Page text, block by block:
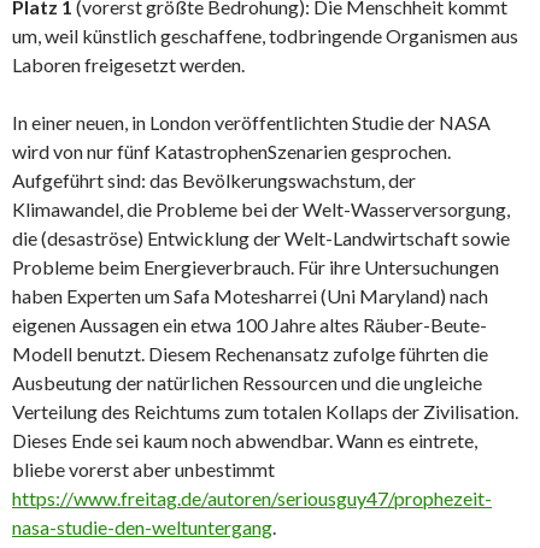
Platz 1 (vorerst größte Bedrohung): Die Menschheit kommt
um, weil künstlich geschaffene, todbringende Organismen aus
Laboren freigesetzt werden.
In einer neuen, in London veröffentlichten Studie der NASA
wird von nur fünf KatastrophenSzenarien gesprochen.
Aufgeführt sind: das Bevölkerungswachstum, der
Klimawandel, die Probleme bei der Welt-Wasserversorgung,
die (desaströse) Entwicklung der Welt-Landwirtschaft sowie
Probleme beim Energieverbrauch. Für ihre Untersuchungen
haben Experten um Safa Motesharrei (Uni Maryland) nach
eigenen Aussagen ein etwa 100 Jahre altes Räuber-Beute-
Modell benutzt. Diesem Rechenansatz zufolge führten die
Ausbeutung der natürlichen Ressourcen und die ungleiche
Verteilung des Reichtums zum totalen Kollaps der Zivilisation.
Dieses Ende sei kaum noch abwendbar. Wann es eintrete,
bliebe vorerst aber unbestimmt
https://www.freitag.de/autoren/seriousguy47/prophezeit-
nasa-studie-den-weltuntergang.